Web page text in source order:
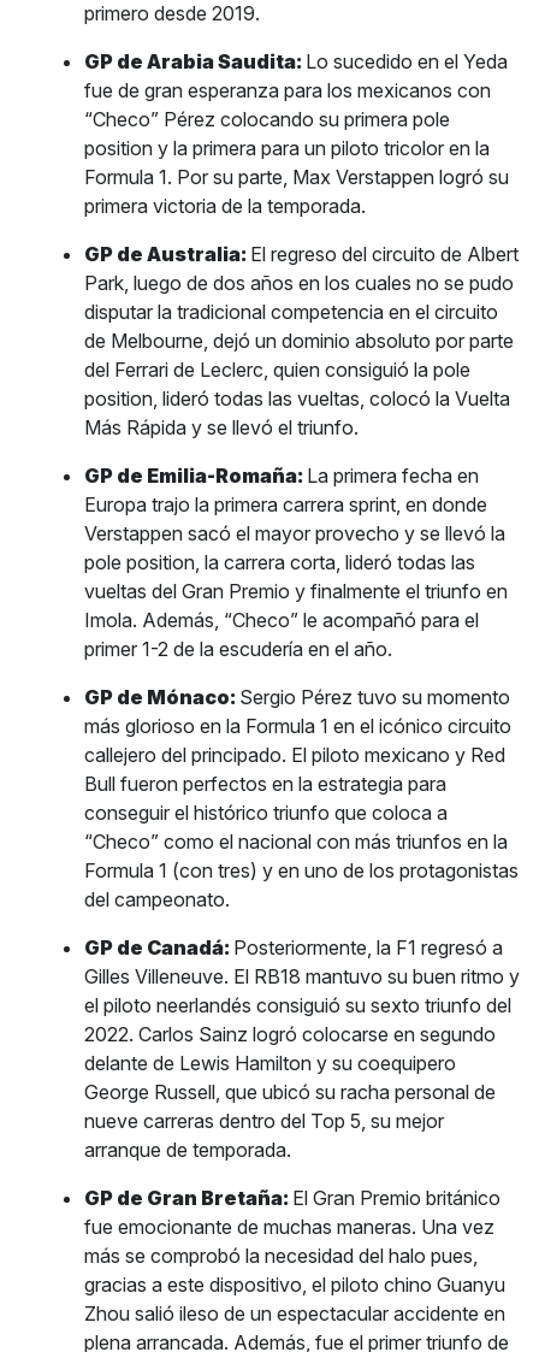
primero desde 2019.
GP de Arabia Saudita: Lo sucedido en el Yeda
fue de gran esperanza para los mexicanos con
“Checo” Pérez colocando su primera pole
position y la primera para un piloto tricolor en la
Formula 1. Por su parte, Max Verstappen logró su
primera victoria de la temporada.
GP de Australia: El regreso del circuito de Albert
Park, luego de dos años en los cuales no se pudo
disputar la tradicional competencia en el circuito
de Melbourne, dejó un dominio absoluto por parte
del Ferrari de Leclerc, quien consiguió la pole
position, lideró todas las vueltas, colocó la Vuelta
Más Rápida y se llevó el triunfo.
GP de Emilia-Romaña: La primera fecha en
Europa trajo la primera carrera sprint, en donde
Verstappen sacó el mayor provecho y se llevó la
pole position, la carrera corta, lideró todas las
vueltas del Gran Premio y finalmente el triunfo en
Imola. Además, “Checo” le acompañó para el
primer 1-2 de la escudería en el año.
GP de Mónaco: Sergio Pérez tuvo su momento
más glorioso en la Formula 1 en el icónico circuito
callejero del principado. El piloto mexicano y Red
Bull fueron perfectos en la estrategia para
conseguir el histórico triunfo que coloca a
“Checo” como el nacional con más triunfos en la
Formula 1 (con tres) y en uno de los protagonistas
del campeonato.
GP de Canadá: Posteriormente, la F1 regresó a
Gilles Villeneuve. El RB18 mantuvo su buen ritmo y
el piloto neerlandés consiguió su sexto triunfo del
2022. Carlos Sainz logró colocarse en segundo
delante de Lewis Hamilton y su coequipero
George Russell, que ubicó su racha personal de
nueve carreras dentro del Top 5, su mejor
arranque de temporada.
GP de Gran Bretaña: El Gran Premio británico
fue emocionante de muchas maneras. Una vez
más se comprobó la necesidad del halo pues,
gracias a este dispositivo, el piloto chino Guanyu
Zhou salió ileso de un espectacular accidente en
plena arrancada. Además, fue el primer triunfo de